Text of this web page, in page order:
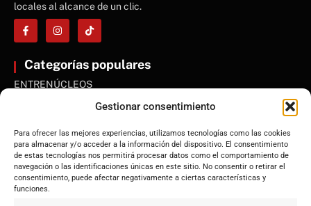
Gestionar consentimiento
Para ofrecer las mejores experiencias, utilizamos tecnologías como las cookies
para almacenar y/o acceder a la información del dispositivo. El consentimiento
de estas tecnologías nos permitirá procesar datos como el comportamiento de
navegación o las identificaciones únicas en este sitio. No consentir o retirar el
consentimiento, puede afectar negativamente a ciertas características y
funciones.
locales al alcance de un clic.
Categorías populares
ENTRENÚCLEOS
Andalucía
Internacional
Tecnología